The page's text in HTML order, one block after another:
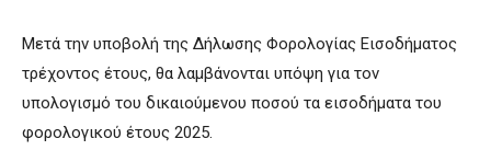
Μετά την υποβολή της Δήλωσης Φορολογίας Εισοδήματος
τρέχοντος έτους, θα λαμβάνονται υπόψη για τον
υπολογισμό του δικαιούμενου ποσού τα εισοδήματα του
φορολογικού έτους 2025.